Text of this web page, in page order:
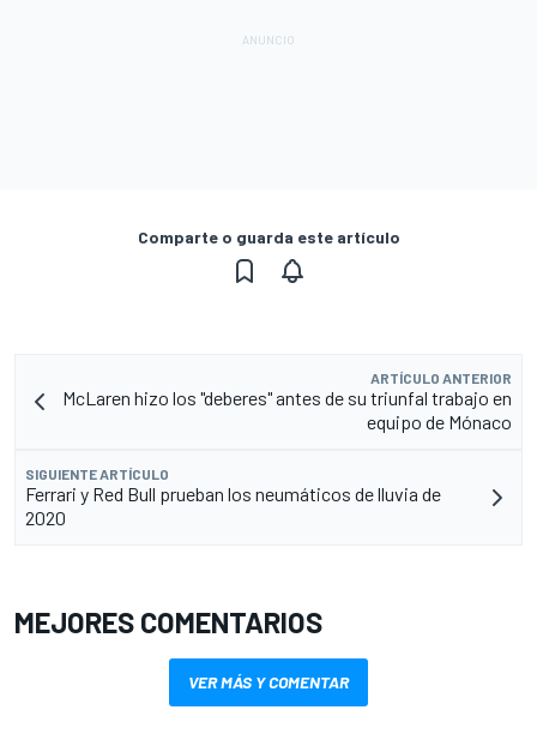
Comparte o guarda este artículo
ARTÍCULO ANTERIOR
McLaren hizo los "deberes" antes de su triunfal trabajo en
equipo de Mónaco
SIGUIENTE ARTÍCULO
Ferrari y Red Bull prueban los neumáticos de lluvia de
2020
MEJORES COMENTARIOS
VER MÁS Y COMENTAR